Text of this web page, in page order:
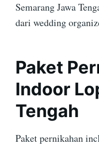
Semarang Jawa
dari wedding
Paket
Indoor
Tengah
Paket pernikahan